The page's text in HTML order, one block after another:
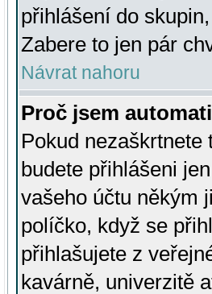
přihlášení do
Zabere to jen pár
Návrat nahoru
Proč jsem
Pokud nezaškrtnete
budete přihlášeni
vašeho účtu někým
políčko, když se
přihlašujete z
kavárně, univerzitě